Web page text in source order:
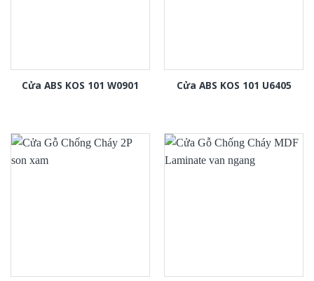
Cửa ABS KOS 101 W0901 Cửa ABS KOS 101 U6405